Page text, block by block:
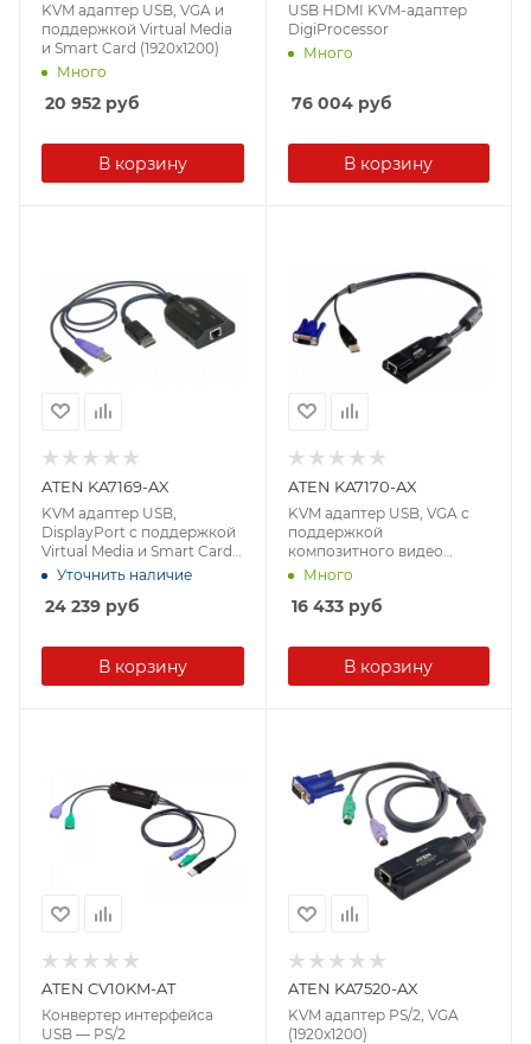
KVM адаптер USB, VGA и
поддержкой Virtual Media
и Smart Card (1920x1200)
Много
20 952 руб
В корзину
USB HDMI KVM-адаптер
DigiProcessor
Много
76 004руб
В корзину
ATEN KA7169-AX
KVM адаптер USB,
DisplayPort с поддержкой
Virtual Media и Smart Card
(1920x1200)
Уточнить наличие
24 239 руб
В корзину
ATEN KA7170-AX
KVM адаптер USB, VGA с
поддержкой
композитного видео
сигнала (1920x1200)
Много
16 433руб
В корзину
ATEN CV10KM-AT
Конвертер интерфейса
USB — PS/2
ATEN KA7520-AX
KVM адаптер PS/2, VGA
(1920x1200)